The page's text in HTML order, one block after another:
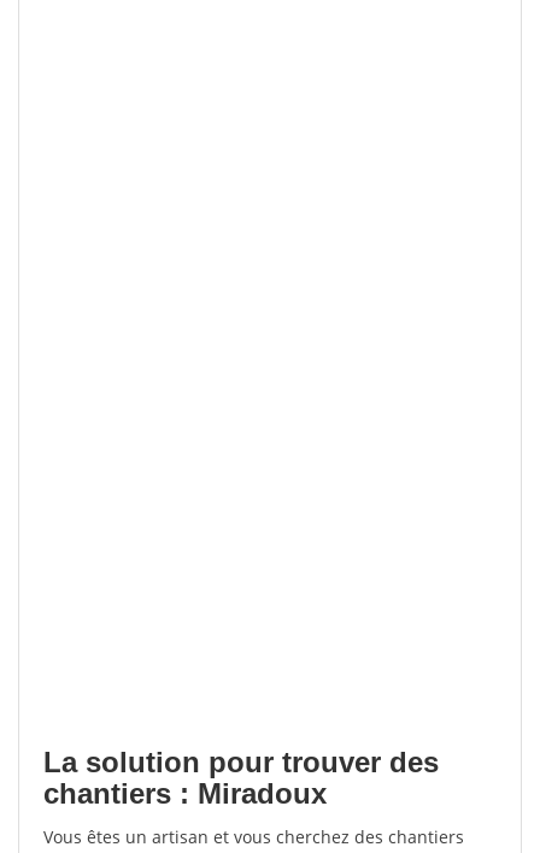
La solution pour trouver des
chantiers : Miradoux
Vous êtes un artisan et vous cherchez des chantiers